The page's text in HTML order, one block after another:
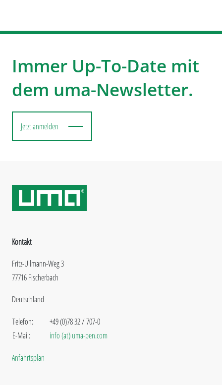
Immer Up-To-Date mit
dem uma-Newsletter.
Jetzt anmelden
Kontakt
Fritz-Ullmann-Weg 3
77716 Fischerbach
Deutschland
Telefon:
E-Mail:
+49 (0)78 32 / 707-0
info (at) uma-pen.com
Anfahrtsplan